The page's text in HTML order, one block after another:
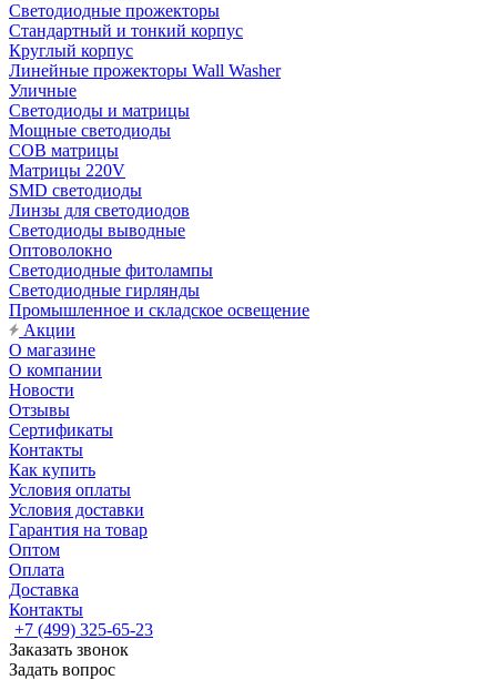
Светодиодные прожекторы
Стандартный и тонкий корпус
Круглый корпус
Линейные прожекторы Wall Washer
Уличные
Светодиоды и матрицы
Мощные светодиоды
COB матрицы
Матрицы 220V
SMD светодиоды
Линзы для светодиодов
Светодиоды выводные
Оптоволокно
Светодиодные фитолампы
Светодиодные гирлянды
Промышленное и складское освещение
Акции
О магазине
О компании
Новости
Отзывы
Сертификаты
Контакты
Как купить
Условия оплаты
Условия доставки
Гарантия на товар
Оптом
Оплата
Доставка
Контакты
+7 (499) 325-65-23
Заказать звонок
Задать вопрос